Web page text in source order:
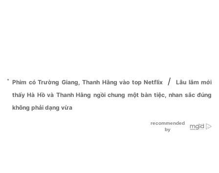
Phim có Trường Giang, Thanh Hằng vào top Netflix /
Lâu lắm mới
thấy Hà Hồ và Thanh Hằng ngồi chung một bàn tiệc, nhan sắc đúng
không phải dạng vừa